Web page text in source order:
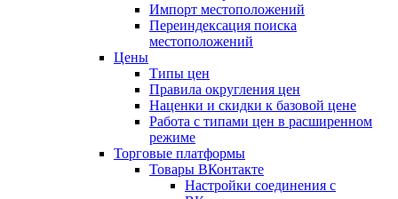
Импорт местоположений
Переиндексация поиска
местоположений
Цены
Типы цен
Правила округления цен
Наценки и скидки к базовой цене
Работа с типами цен в расширенном
режиме
Торговые платформы
Товары ВКонтакте
Настройки соединения с